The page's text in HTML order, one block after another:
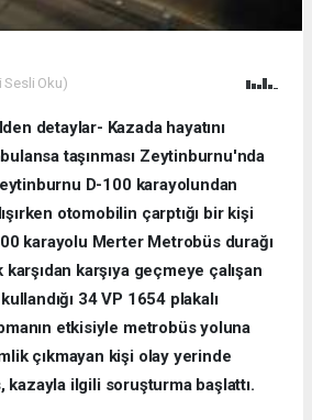
Sesli Oku)
detaylar- Kazada hayatını
taşınması Zeytinburnu'nda
D-100 karayolundan
otomobilin çarptığı bir kişi
karayolu Merter Metrobüs durağı
karşıdan karşıya geçmeye çalışan
34 VP 1654 plakalı
etkisiyle metrobüs yoluna
çıkmayan kişi olay yerinde
kazayla ilgili soruşturma başlattı.